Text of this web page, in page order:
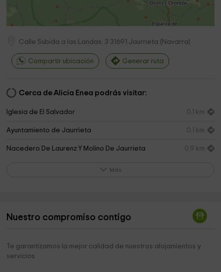
Calle Subida a las Landas, 3 31691 Jaurrieta ( Navarra)
Compartir ubicación Generar ruta
Cerca de Alicia Enea podrás visitar:
Iglesia de El Salvador 0,1 km
Ayuntamiento de Jaurrieta 0,1 km
Nacedero De Laurenz Y Molino De Jaurrieta 0,9 km
Parroquia San Román de Escaroz
Mirador de Ezkaroze 3,6 km
Parque infantil
Más
Nuestro compromiso contigo
Te garantizamos la mejor calidad de nuestros alojamientos y
servicios